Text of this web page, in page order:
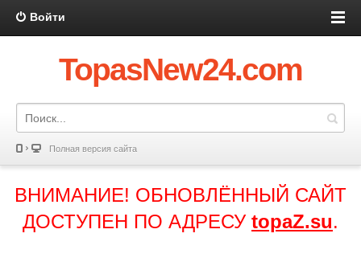
Войти
TopasNew24.com
Полная версия сайта
ВНИМАНИЕ! ОБНОВЛЁННЫЙ САЙТ
ДОСТУПЕН ПО АДРЕСУ topaZ.su.